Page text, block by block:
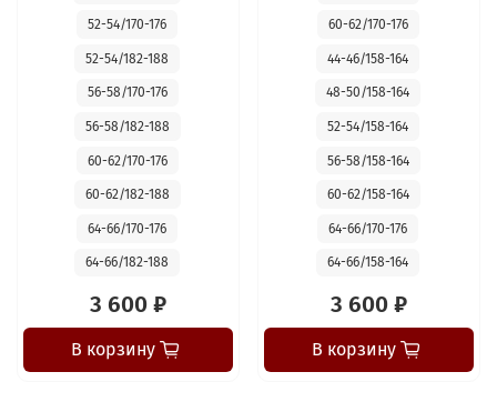
52-54/170-176
52-54/182-188
56-58/170-176
56-58/182-188
60-62/170-176
60-62/182-188
64-66/170-176
64-66/182-188
3 600 ₽
В корзину
60-62/170-176
44-46/158-164
48-50/158-164
52-54/158-164
56-58/158-164
60-62/158-164
64-66/170-176
64-66/158-164
3 600 ₽
В корзину